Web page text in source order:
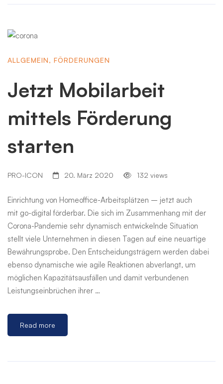
ALLGEMEIN, FÖRDERUNGEN
Jetzt Mobilarbeit
mittels Förderung
starten
PRO-ICON 20. März 2020 132 views
Einrichtung von Homeoffice-Arbeitsplätzen – jetzt auch
mit go-digital förderbar. Die sich im Zusammenhang mit der
Corona-Pandemie sehr dynamisch entwickelnde Situation
stellt viele Unternehmen in diesen Tagen auf eine neuartige
Bewährungsprobe. Den Entscheidungsträgern werden dabei
ebenso dynamische wie agile Reaktionen abverlangt, um
möglichen Kapazitätsausfällen und damit verbundenen
Leistungseinbrüchen ihrer …
Read more